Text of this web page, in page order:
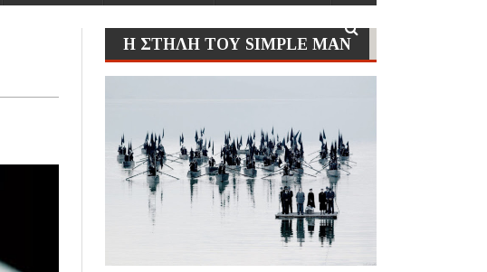
Η ΣΤΗΛΗ ΤΟΥ SIMPLE MAN